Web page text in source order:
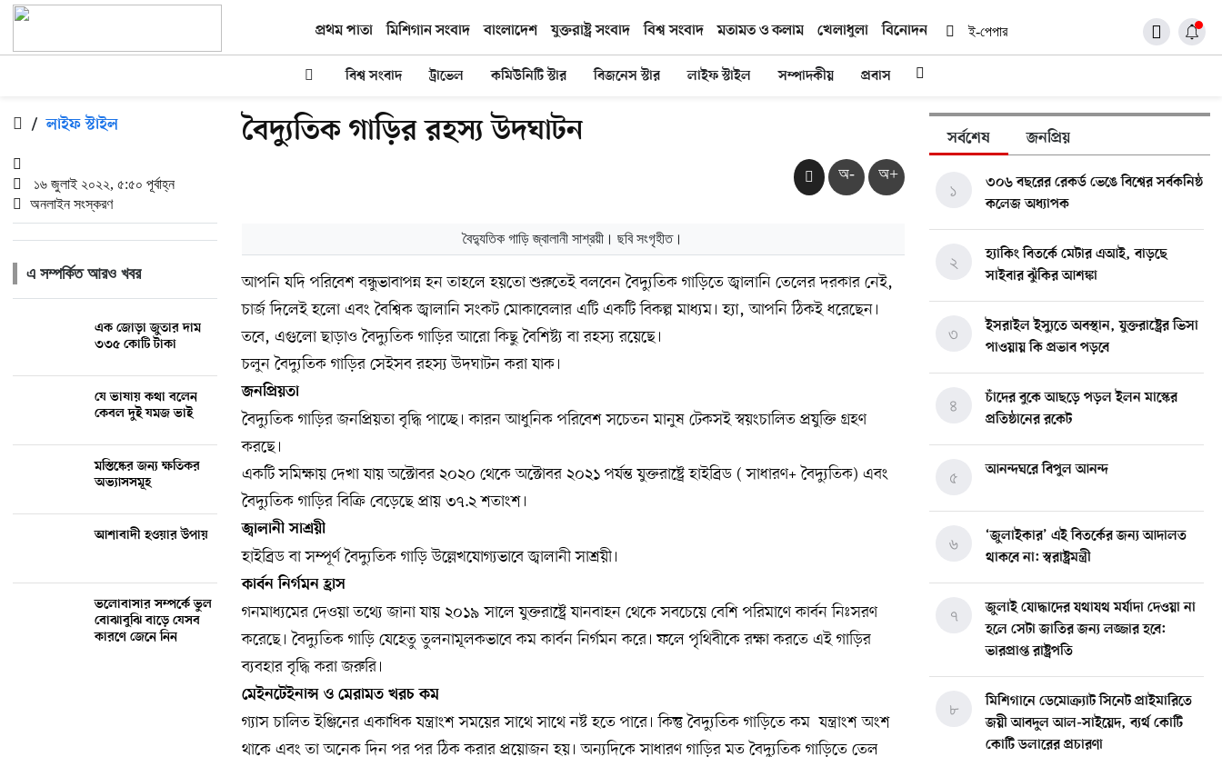
প্রথম পাতা মিশিগান সংবাদ বাংলাদেশ যুক্তরাষ্ট্র সংবাদ বিশ্ব সংবাদ মতামত ও কলাম খেলাধুলা বিনোদন ই-পেপার
বিশ্ব সংবাদ ট্রাভেল কমিউনিটি স্টার বিজনেস স্টার লাইফ স্টাইল সম্পাদকীয় প্রবাস
/ লাইফ স্টাইল
১৬ জুলাই ২০২২, ৫:৫০ পূর্বাহ্ন
অনলাইন সংস্করণ
এ সম্পর্কিত আরও খবর
এক জোড়া জুতার দাম
৩৩৫ কোটি টাকা
যে ভাষায় কথা বলেন
কেবল দুই যমজ ভাই
মস্তিষ্কের জন্য ক্ষতিকর
অভ্যাসসমূহ
আশাবাদী হওয়ার উপায়
ভলোবাসার সম্পর্কে ভুল
বোঝাবুঝি বাড়ে যেসব
কারণে জেনে নিন
বৈদ্যুতিক গাড়ির রহস্য উদঘাটন
অ- অ+
বৈদ্যুতিক গাড়ি জ্বালানী সাশ্রয়ী। ছবি সংগৃহীত।
আপনি যদি পরিবেশ বন্ধুভাবাপন্ন হন তাহলে হয়তো শুরুতেই বলবেন বৈদ্যুতিক গাড়িতে জ্বালানি তেলের দরকার নেই,
চার্জ দিলেই হলো এবং বৈশ্বিক জ্বালানি সংকট মোকাবেলার এটি একটি বিকল্প মাধ্যম। হ্যা, আপনি ঠিকই ধরেছেন।
তবে, এগুলো ছাড়াও বৈদ্যুতিক গাড়ির আরো কিছু বৈশিষ্ট্য বা রহস্য রয়েছে।
চলুন বৈদ্যুতিক গাড়ির সেইসব রহস্য উদঘাটন করা যাক।
জনপ্রিয়তা
বৈদ্যুতিক গাড়ির জনপ্রিয়তা বৃদ্ধি পাচ্ছে। কারন আধুনিক পরিবেশ সচেতন মানুষ টেকসই স্বয়ংচালিত প্রযুক্তি গ্রহণ
করছে।
একটি সমিক্ষায় দেখা যায় অক্টোবর ২০২০ থেকে অক্টোবর ২০২১ পর্যন্ত যুক্তরাষ্ট্রে হাইব্রিড ( সাধারণ+ বৈদ্যুতিক) এবং
বৈদ্যুতিক গাড়ির বিক্রি বেড়েছে প্রায় ৩৭.২ শতাংশ।
জ্বালানী সাশ্রয়ী
হাইব্রিড বা সম্পূর্ণ বৈদ্যুতিক গাড়ি উল্লেখযোগ্যভাবে জ্বালানী সাশ্রয়ী।
কার্বন নির্গমন হ্রাস
গনমাধ্যমের দেওয়া তথ্যে জানা যায় ২০১৯ সালে যুক্তরাষ্ট্রে যানবাহন থেকে সবচেয়ে বেশি পরিমাণে কার্বন নিঃসরণ
করেছে। বৈদ্যুতিক গাড়ি যেহেতু তুলনামূলকভাবে কম কার্বন নির্গমন করে। ফলে পৃথিবীকে রক্ষা করতে এই গাড়ির
ব্যবহার বৃদ্ধি করা জরুরি।
মেইনটেইনান্স ও মেরামত খরচ কম
গ্যাস চালিত ইঞ্জিনের একাধিক যন্ত্রাংশ সময়ের সাথে সাথে নষ্ট হতে পারে। কিন্তু বৈদ্যুতিক গাড়িতে কম যন্ত্রাংশ অংশ
থাকে এবং তা অনেক দিন পর পর ঠিক করার প্রয়োজন হয়। অন্যদিকে সাধারণ গাড়ির মত বৈদ্যুতিক গাড়িতে তেল
সর্বশেষ জনপ্রিয়
৩০৬ বছরের রেকর্ড ভেঙে বিশ্বের সর্বকনিষ্ঠ
কলেজ অধ্যাপক
১
হ্যাকিং বিতর্কে মেটার এআই, বাড়ছে
সাইবার ঝুঁকির আশঙ্কা
২
ইসরাইল ইস্যুতে অবস্থান, যুক্তরাষ্ট্রের ভিসা
পাওয়ায় কি প্রভাব পড়বে
৩
চাঁদের বুকে আছড়ে পড়ল ইলন মাস্কের
প্রতিষ্ঠানের রকেট
৪
আনন্দঘরে বিপুল আনন্দ
৫
‘জুলাইকার’ এই বিতর্কের জন্য আদালত
থাকবে না: স্বরাষ্ট্রমন্ত্রী
৬
জুলাই যোদ্ধাদের যথাযথ মর্যাদা দেওয়া না
হলে সেটা জাতির জন্য লজ্জার হবে:
ভারপ্রাপ্ত রাষ্ট্রপতি
৭
মিশিগানে ডেমোক্র্যাট সিনেট প্রাইমারিতে
জয়ী আবদুল আল-সাইয়েদ, ব্যর্থ কোটি
কোটি ডলারের প্রচারণা
৮